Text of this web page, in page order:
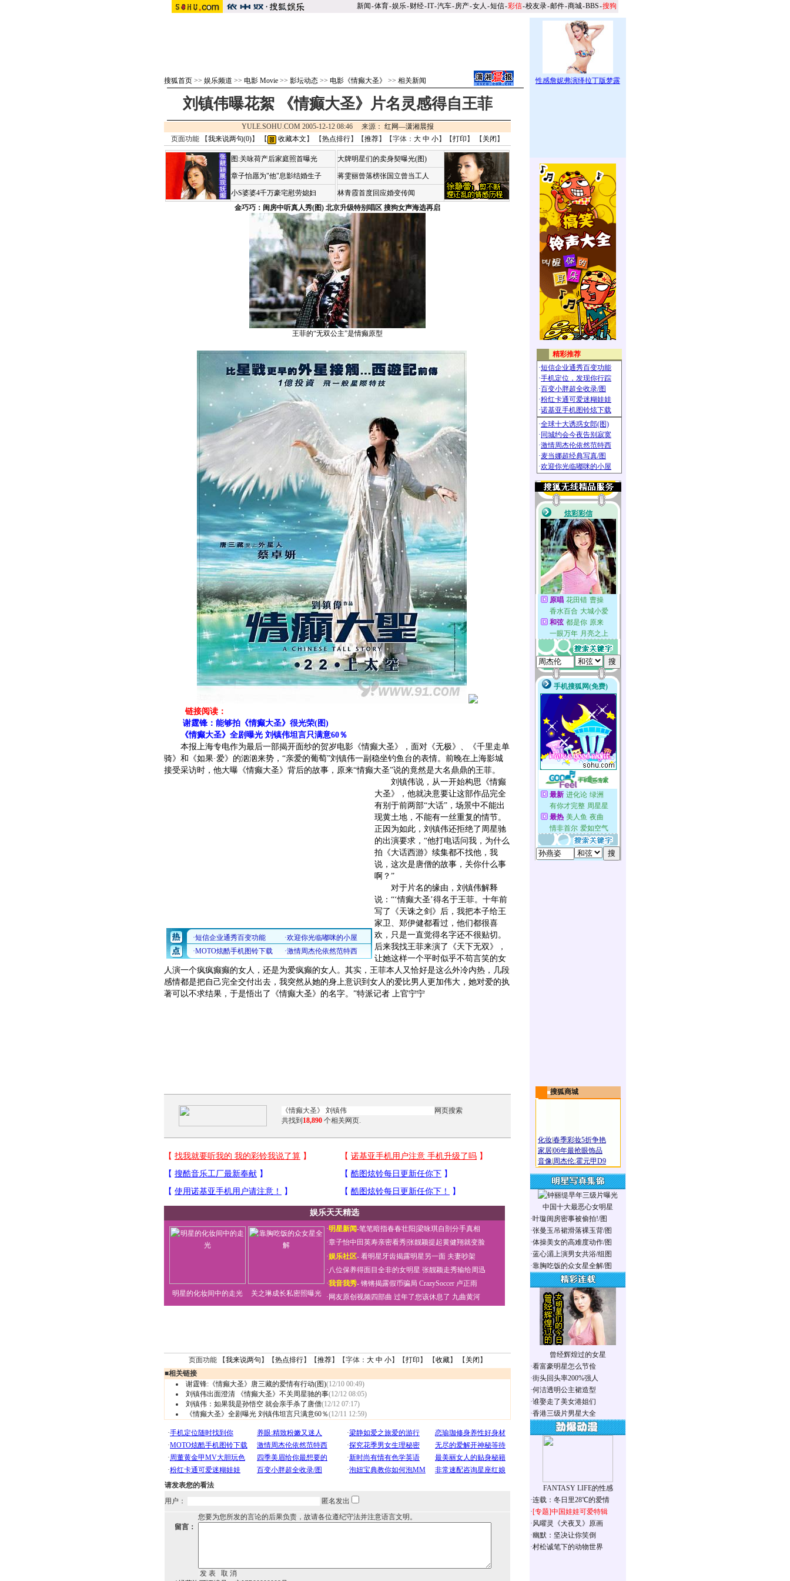
新闻-体育-娱乐-财经-IT-汽车-房产-女人 -短信-彩信-校友录-邮件-商城-BBS-搜狗
搜狐首页 >> 娱乐频道 >> 电影 Movie >> 影坛动态 >> 电影《情癫大圣》 >> 相关新闻
刘镇伟曝花絮 《情癫大圣》片名灵感得自王菲
YULE.SOHU.COM 2005-12-12 08:46 来源： 红网—潇湘晨报
页面功能 【我来说两句(0)】 【 收藏本文 】 【热点排行】【推荐】【字体： 大 中 小】【打印 】 【 关闭 】
图:关咏荷产后家庭照首曝光
章子怡愿为"他"息影结婚生子
小S婆婆4千万豪宅慰劳媳妇
大牌明星们的卖身契曝光(图)
蒋雯丽曾落榜张国立曾当工人
林青霞首度回应婚变传闻
金巧巧：闺房中听真人秀(图) 北京升级特别唱区 搜狗女声海选再启
王菲的“无双公主”是情癫原型
链接阅读：
谢霆锋：能够拍《情癫大圣》很光荣(图)
《情癫大圣》全剧曝光 刘镇伟坦言只满意60％
本报上海专电作为最后一部揭开面纱的贺岁电影《情癫大圣》，面对《无极》、《千里走单
骑》和《如果·爱》的汹汹来势，“亲爱的葡萄”刘镇伟一副稳坐钓鱼台的表情。前晚在上海影城
接受采访时，他大曝《情癫大圣》背后的故事，原来“情癫大圣”说的竟然是大名鼎鼎的王菲。
刘镇伟说，从一开始构思《情癫
大圣》，他就决意要让这部作品完全
有别于前两部“大话”，场景中不能出
现黄土地，不能有一丝重复的情节。
正因为如此，刘镇伟还拒绝了周星驰
的出演要求，“他打电话问我，为什么
拍《大话西游》续集都不找他，我
说，这次是唐僧的故事，关你什么事
啊？”
对于片名的缘由，刘镇伟解释
说：“‘情癫大圣’得名于王菲。十年前
写了《天诛之剑》后，我把本子给王
家卫、郑伊健都看过，他们都很喜
欢，只是一直觉得名字还不很贴切。
后来我找王菲来演了《天下无双》，
让她这样一个平时似乎不苟言笑的女
人演一个疯疯癫癫的女人，还是为爱疯癫的女人。其实，王菲本人又恰好是这么外冷内热，几段
感情都是把自己完全交付出去，我突然从她的身上意识到女人的爱比男人更加伟大，她对爱的执
著可以不求结果，于是悟出了《情癫大圣》的名字。”特派记者 上官宁宁
共找到 18,890 个相关网页.
娱乐天天精选
明星的化妆间中的走光 关之琳成长私密照曝光
·明星新闻-笔笔暗指春春壮阳 梁咏琪自剖分手真相
·章子怡中田英寿亲密看秀张靓颖提起黄健翔就变脸
·娱乐社区- 看明星牙齿揭露明星另一面 夫妻吵架
·八位保养得面目全非的女明星 张靓颖走秀输给周迅
·我音我秀- 锵锵揭露假币骗局 CrazySoccer 卢正雨
· 网友原创视频四部曲 过年了您该休息了 九曲黄河
页面功能 【我来说两句 】【热点排行】【推荐】【字体： 大 中 小】【打印 】 【收藏】 【 关闭 】
■相关链接
谢霆锋:《情癫大圣》唐三藏的爱情有行动(图)(12/10 00:49)
刘镇伟出面澄清 《情癫大圣》不关周星驰的事(12/12 08:05)
刘镇伟：如果我是孙悟空 就会亲手杀了唐僧(12/12 07:17)
《情癫大圣》全剧曝光 刘镇伟坦言只满意60％(12/11 12:59)
请发表您的看法
用户：
匿名发出
您要为您所发的言论的后果负责，故请各位遵纪守法并注意语言文明。
留言：
搜狐商城
化妆春季彩妆5折争艳
家居06年最抢眼饰品
音像 周杰伦:霍元甲D9
中国十大最恶心女明星
·叶璇闺房密事被偷拍!/图
·张曼玉吊裙滑落裸玉背/图
·体操美女的高难度动作/图
·蓝心湄上演男女共浴/组图
·靠胸吃饭的众女星全解/图
曾经辉煌过的女星
·看富豪明星怎么节俭
·街头回头率200%强人
·何洁透明公主裙造型
·谁娶走了美女港姐们
·香港三级片男星大全
FANTASY LIFE的性感
·连载：冬日里28℃的爱情
·[专题]中国娃娃可爱特辑
·风曜灵《犬夜叉》原画
·幽默：坚决让你笑倒
·村松诚笔下的动物世界